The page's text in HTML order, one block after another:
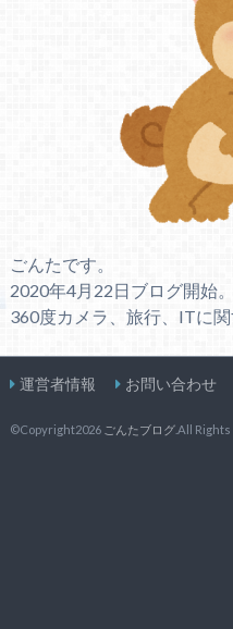
ごんたです。
2020年4月22日ブログ開始
360度カメラ、旅行、ITに
運営者情報 お問い合わせ
©Copyright2026 ごんたブログ.All Rights